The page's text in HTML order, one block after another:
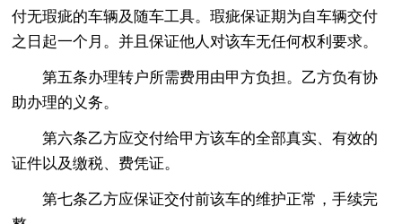
付无瑕疵的车辆及随车工具。瑕疵保证期为自车辆交付
之日起一个月。并且保证他人对该车无任何权利要求。
第五条办理转户所需费用由甲方负担。乙方负有协
助办理的义务。
第六条乙方应交付给甲方该车的全部真实、有效的
证件以及缴税、费凭证。
第七条乙方应保证交付前该车的维护正常，手续完